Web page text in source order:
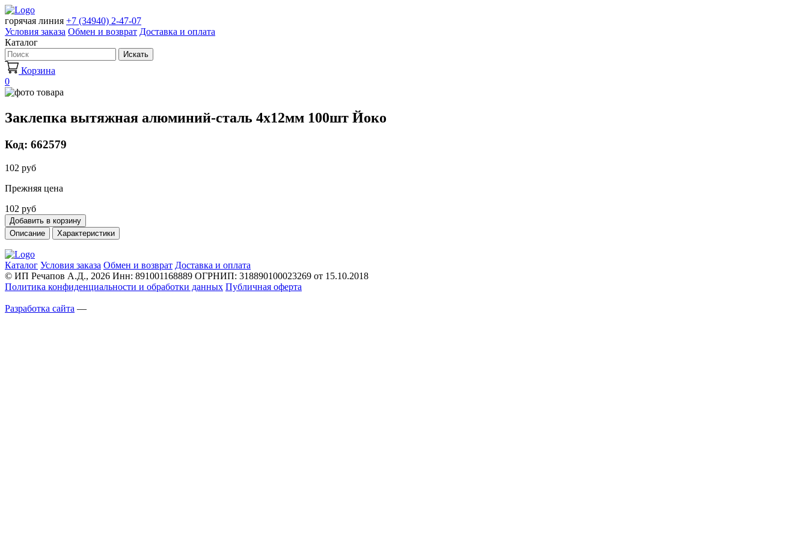
горячая линия +7 (34940) 2-47-07
Условия заказа Обмен и возврат Доставка и оплата
Каталог
Искать
Корзина
0
Заклепка вытяжная алюминий-сталь 4х12мм 100шт Йоко
Код: 662579
102 руб
Прежняя цена
102 руб
Добавить в корзину
Описание
Характеристики
Каталог Условия заказа Обмен и возврат Доставка и оплата
© ИП Речапов А.Д., 2026 Инн: 891001168889 ОГРНИП: 318890100023269 от 15.10.2018
Политика конфиденциальности и обработки данных Публичная оферта
Разработка сайта —